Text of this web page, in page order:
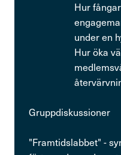
Hur
under en
Hur öka
Gruppdiskussioner
"Framtidslabbet" -